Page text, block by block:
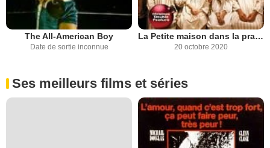
The All-American Boy
Date de sortie inconnue
La Petite maison dans la prairie
20 octobre 2020
Ses meilleurs films et séries